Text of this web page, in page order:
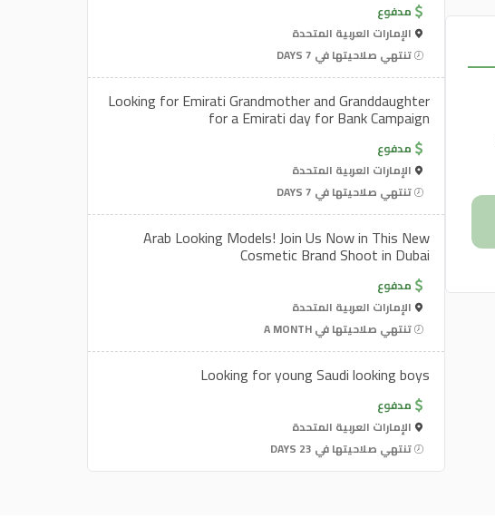
مدفوع
الإمارات العربية المتحدة
تنتهي صلاحيتها في 7 DAYS
Looking for Emirati Grandmother and Granddaughter
for a Emirati day for Bank Campaign
مدفوع
الإمارات العربية المتحدة
تنتهي صلاحيتها في 7 DAYS
Arab Looking Models! Join Us Now in This New
Cosmetic Brand Shoot in Dubai
مدفوع
الإمارات العربية المتحدة
تنتهي صلاحيتها في A MONTH
Looking for young Saudi looking boys
مدفوع
الإمارات العربية المتحدة
تنتهي صلاحيتها في 23 DAYS